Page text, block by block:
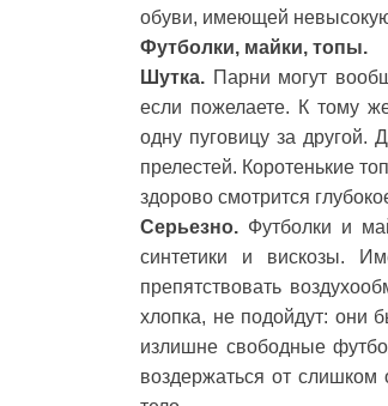
обуви, имеющей
Футболки, майки, топы.
Шутка. Парни могут
если пожелаете. К тому
одну пуговицу за
прелестей. Коротенькие
здорово смотрится
Серьезно. Футболки и
синтетики и вискозы.
препятствовать
хлопка, не подойдут: они
излишне свободные
воздержаться от